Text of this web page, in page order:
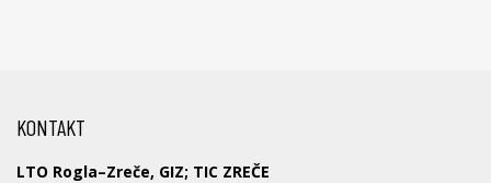
KONTAKT
LTO Rogla–Zreče, GIZ; TIC ZREČE